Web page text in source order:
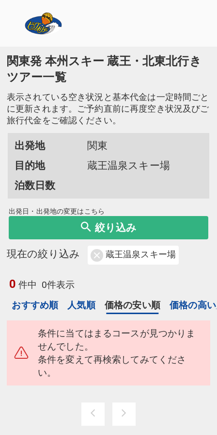
関東発 本州スキー 蔵王・北東北行き
ツアー一覧
表示されている空き状況と基本代金は一定時間ごと
に更新されます。ご予約直前に再度空き状況及びご
旅行代金をご確認ください。
出発地
関東
目的地
蔵王温泉スキー場
泊数日数
出発日・出発地の変更はこちら
絞り込み
現在の絞り込み 蔵王温泉スキー場
0 件中 0件表示
おすすめ順
人気順 価格の安い順 価格の高
条件に当てはまるコースが見つかりま
せんでした。
条件を変えて再検索してみてくださ
い。